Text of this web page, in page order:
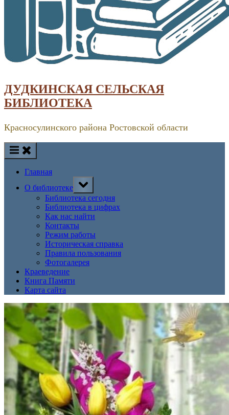
ДУДКИНСКАЯ СЕЛЬСКАЯ
БИБЛИОТЕКА
Красносулинского района Ростовской области
Главная
О библиотеке
Toggle
sub-
menu
Библиотека сегодня
Библиотека в цифрах
Как нас найти
Контакты
Режим работы
Историческая справка
Правила пользования
Фотогалерея
Краеведение
Книга Памяти
Карта сайта